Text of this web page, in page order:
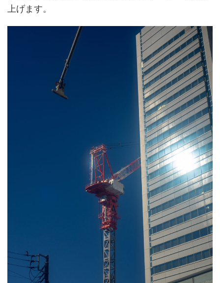
上げます。